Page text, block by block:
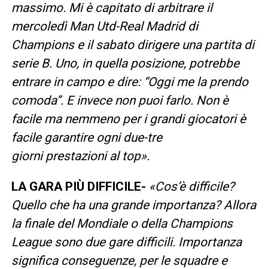
massimo. Mi è capitato di arbitrare il
mercoledì Man Utd-Real Madrid di
Champions e il sabato dirigere una partita di
serie B. Uno, in quella posizione, potrebbe
entrare in campo e dire: “Oggi me la prendo
comoda”. E invece non puoi farlo. Non è
facile ma nemmeno per i grandi giocatori è
facile garantire ogni due-tre
giorni prestazioni al top».
LA GARA PIÙ DIFFICILE- «Cos’è difficile?
Quello che ha una grande importanza? Allora
la finale del Mondiale o della Champions
League sono due gare difficili. Importanza
significa conseguenze, per le squadre e